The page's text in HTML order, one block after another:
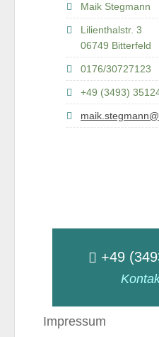
Maik Stegmann
Lilienthalstr. 3
06749 Bitterfeld
0176/30727123
+49 (3493)
+49
Impressum